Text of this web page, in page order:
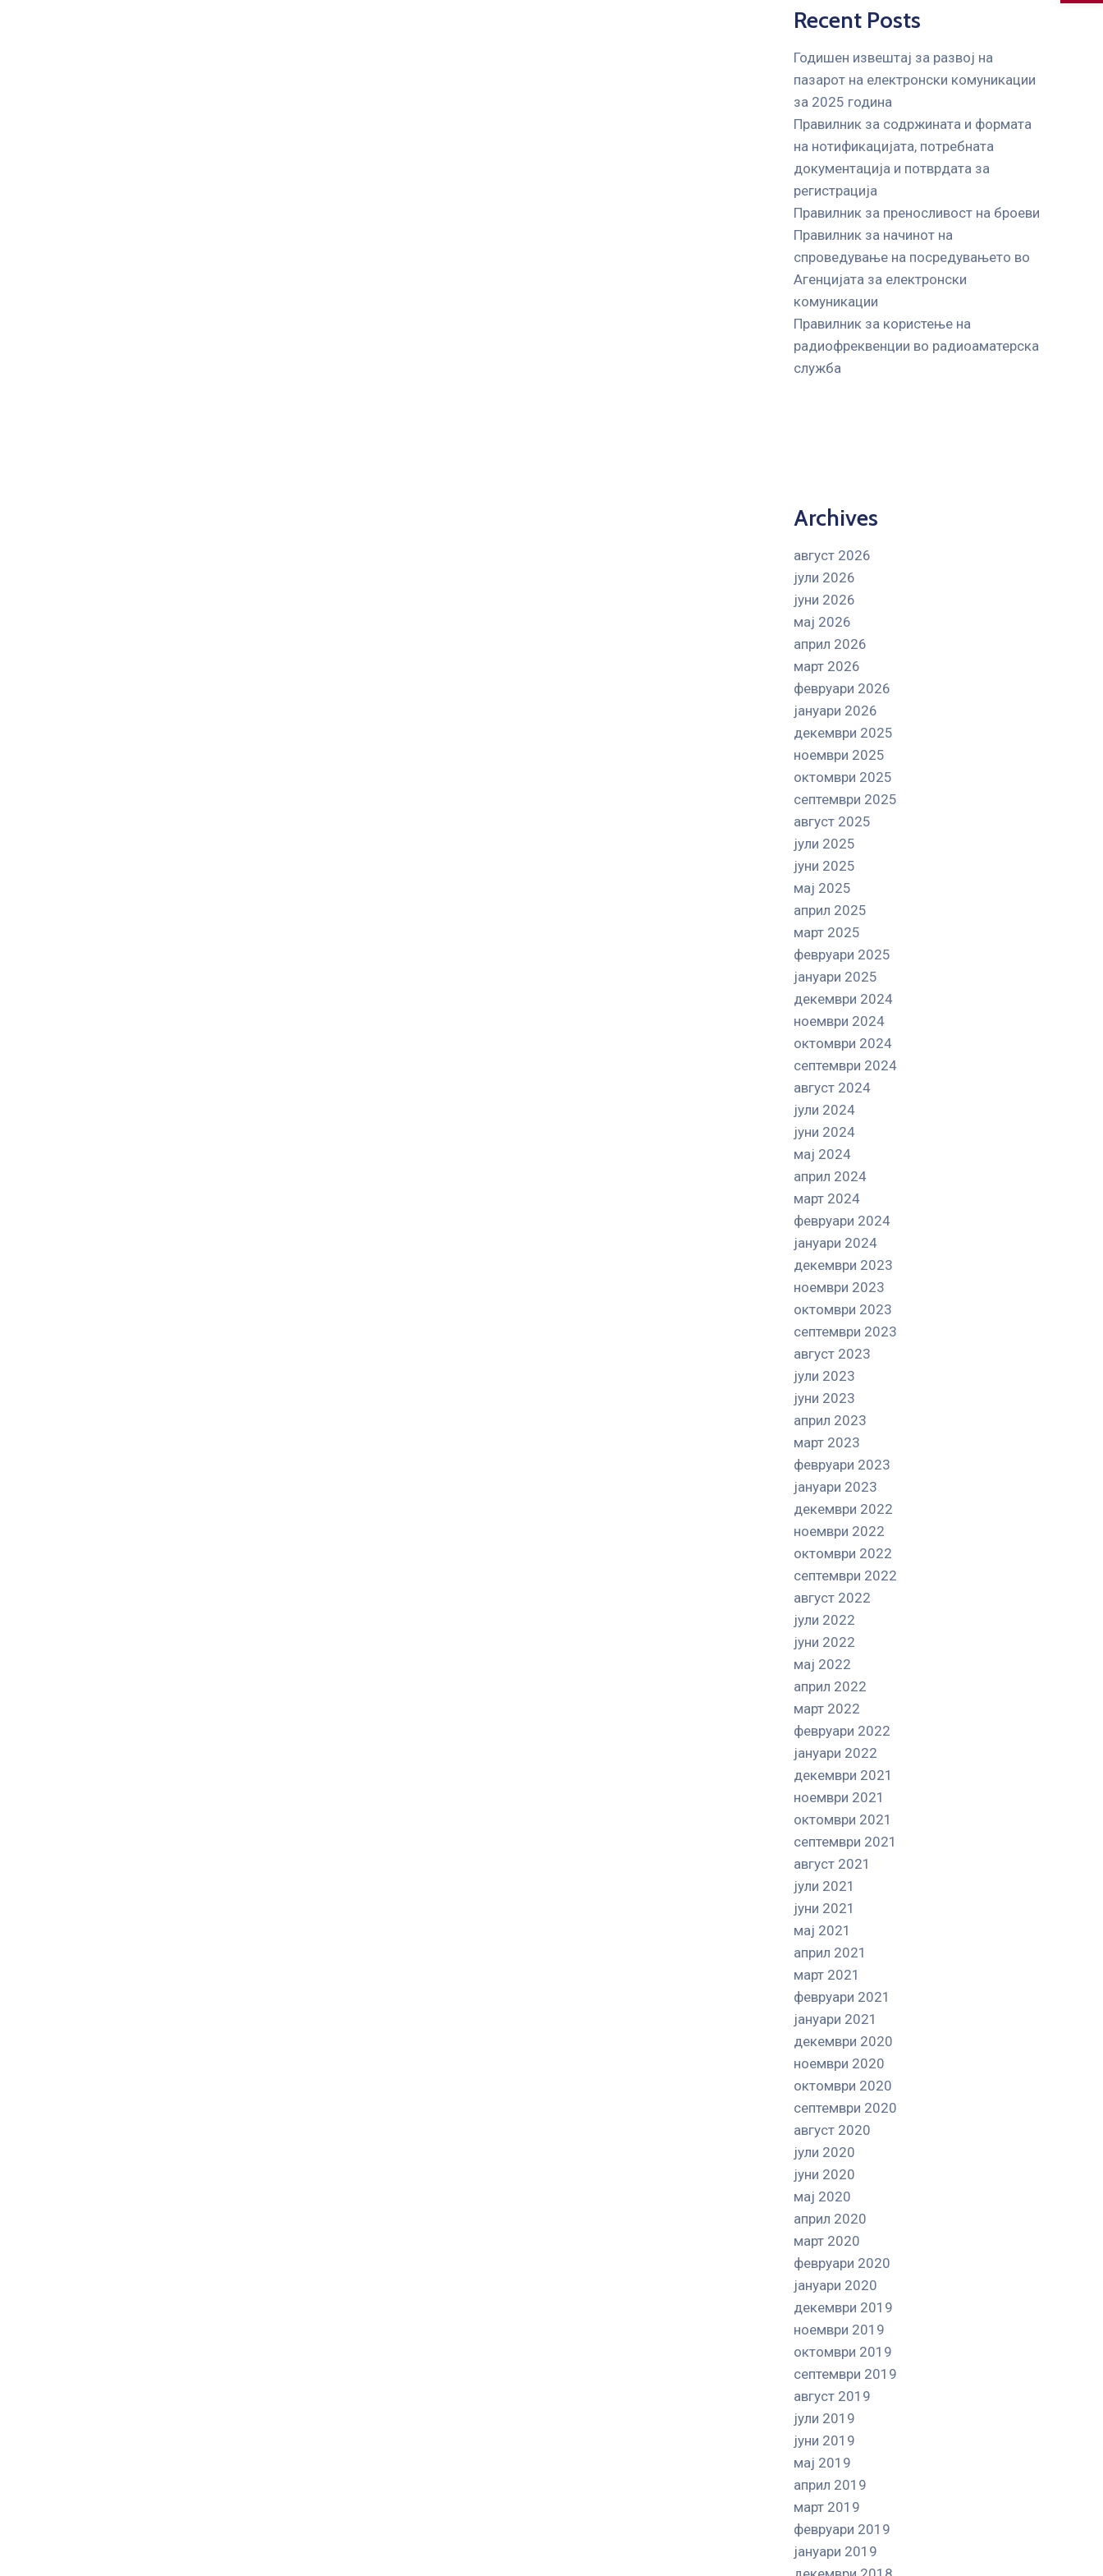
Recent Posts
Годишен извештај за развој на
пазарот на електронски комуникации
за 2025 година
Правилник за содржината и формата
на нотификацијата, потребната
документација и потврдата за
регистрација
Правилник за преносливост на броеви
Правилник за начинот на
спроведување на посредувањето во
Агенцијата за електронски
комуникации
Правилник за користење на
радиофреквенции во радиоаматерска
служба
Archives
август 2026
јули 2026
јуни 2026
мај 2026
април 2026
март 2026
февруари 2026
јануари 2026
декември 2025
ноември 2025
октомври 2025
септември 2025
август 2025
јули 2025
јуни 2025
мај 2025
април 2025
март 2025
февруари 2025
јануари 2025
декември 2024
ноември 2024
октомври 2024
септември 2024
август 2024
јули 2024
јуни 2024
мај 2024
април 2024
март 2024
февруари 2024
јануари 2024
декември 2023
ноември 2023
октомври 2023
септември 2023
август 2023
јули 2023
јуни 2023
април 2023
март 2023
февруари 2023
јануари 2023
декември 2022
ноември 2022
октомври 2022
септември 2022
август 2022
јули 2022
јуни 2022
мај 2022
април 2022
март 2022
февруари 2022
јануари 2022
декември 2021
ноември 2021
октомври 2021
септември 2021
август 2021
јули 2021
јуни 2021
мај 2021
април 2021
март 2021
февруари 2021
јануари 2021
декември 2020
ноември 2020
октомври 2020
септември 2020
август 2020
јули 2020
јуни 2020
мај 2020
април 2020
март 2020
февруари 2020
јануари 2020
декември 2019
ноември 2019
октомври 2019
септември 2019
август 2019
јули 2019
јуни 2019
мај 2019
април 2019
март 2019
февруари 2019
јануари 2019